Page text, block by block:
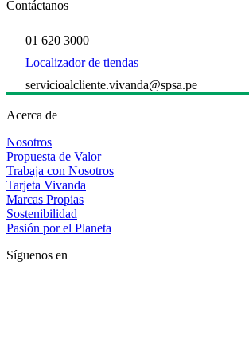
Contáctanos
01 620 3000
Localizador de tiendas
servicioalcliente.vivanda@spsa.pe
Acerca de
Nosotros
Propuesta de Valor
Trabaja con Nosotros
Tarjeta Vivanda
Marcas Propias
Sostenibilidad
Pasión por el Planeta
Síguenos en